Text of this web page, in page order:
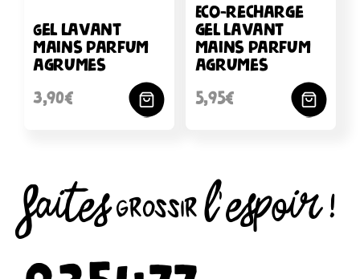
Gel lavant
mains parfum
agrumes
3,90€
Eco-recharge
gel lavant
mains parfum
agrumes
5,95€
FAITES grossir L’ESPOIR !